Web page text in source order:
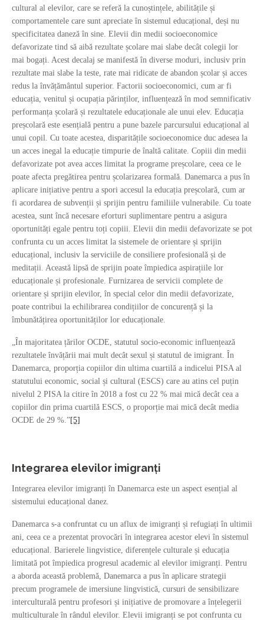
cultural al elevilor, care se referă la cunoștințele, abilitățile și
comportamentele care sunt apreciate în sistemul educațional, deși nu
specificitatea daneză în sine. Elevii din medii socioeconomice
defavorizate tind să aibă rezultate școlare mai slabe decât colegii lor
mai bogați. Acest decalaj se manifestă în diverse moduri, inclusiv prin
rezultate mai slabe la teste, rate mai ridicate de abandon școlar și acces
redus la învățământul superior. Factorii socioeconomici, cum ar fi
educația, venitul și ocupația părinților, influențează în mod semnificativ
performanța școlară și rezultatele educaționale ale unui elev. Educația
preșcolară este esențială pentru a pune bazele parcursului educațional al
unui copil. Cu toate acestea, disparitățile socioeconomice duc adesea la
un acces inegal la educație timpurie de înaltă calitate. Copiii din medii
defavorizate pot avea acces limitat la programe preșcolare, ceea ce le
poate afecta pregătirea pentru școlarizarea formală. Danemarca a pus în
aplicare inițiative pentru a spori accesul la educația preșcolară, cum ar
fi acordarea de subvenții și sprijin pentru familiile vulnerabile. Cu toate
acestea, sunt încă necesare eforturi suplimentare pentru a asigura
oportunități egale pentru toți copiii. Elevii din medii defavorizate se pot
confrunta cu un acces limitat la sistemele de orientare și sprijin
educațional, inclusiv la serviciile de consiliere profesională și de
meditații. Această lipsă de sprijin poate împiedica aspirațiile lor
educaționale și profesionale. Furnizarea de servicii complete de
orientare și sprijin elevilor, în special celor din medii defavorizate,
poate contribui la echilibrarea condițiilor de concurență și la
îmbunătățirea oportunităților lor educaționale.
„În majoritatea țărilor OCDE, statutul socio-economic influențează
rezultatele învățării mai mult decât sexul și statutul de imigrant. În
Danemarca, proporția copiilor din ultima cuartilă a indicelui PISA al
statutului economic, social și cultural (ESCS) care au atins cel puțin
nivelul 2 PISA la citire în 2018 a fost cu 22 % mai mică decât cea a
copiilor din prima cuartilă ESCS, o proporție mai mică decât media
OCDE de 29 %.”[5]
Integrarea elevilor imigranți
Integrarea elevilor imigranți în Danemarca este un aspect esențial al
sistemului educațional danez.
Danemarca s-a confruntat cu un aflux de imigranți și refugiați în ultimii
ani, ceea ce a prezentat provocări în integrarea acestor elevi în sistemul
educațional. Barierele lingvistice, diferențele culturale și educația
limitată pot împiedica progresul academic al elevilor imigranți. Pentru
a aborda această problemă, Danemarca a pus în aplicare strategii
precum programele de imersiune lingvistică, cursuri de sensibilizare
interculturală pentru profesori și inițiative de promovare a înțelegerii
multiculturale în rândul elevilor. Elevii imigranți se pot confrunta cu